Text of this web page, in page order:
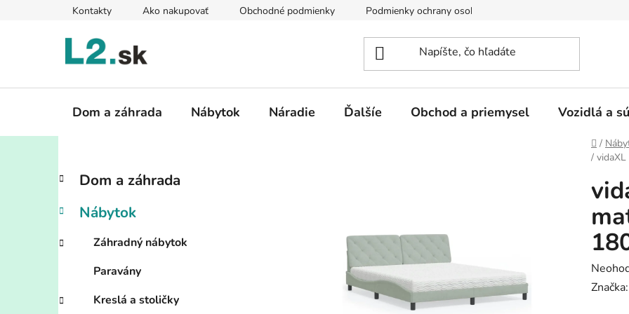
Kontakty Ako nakupovať Obchodné podmienky Podmienky ochrany osobných údajov
Dom a záhrada Nábytok Náradie Ďalšíe Obchod a priemysel Vozidlá a
Domov
/
/
B
č
ý
n
Preskočiť
kategórie
K
a
e
ó
e
Dom a záhrada
Nábytok
Záhradný nábytok
Paravány
Kreslá a stoličky